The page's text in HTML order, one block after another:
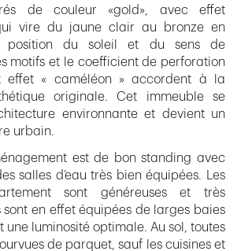
de couleur «gold», avec effet
vire du jaune clair au bronze en
position du soleil et du sens de
motifs et le coefficient de perforation
effet « caméléon » accordent à la
originale. Cet immeuble se
environnante et devient un
urbain.
est de bon standing avec
salles d’eau très bien équipées. Les
sont généreuses et très
sont en effet équipées de larges baies
une luminosité optimale. Au sol, toutes
de parquet, sauf les cuisines et